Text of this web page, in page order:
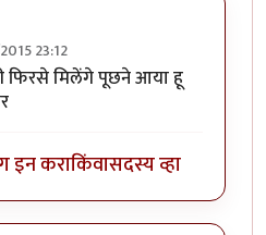
23:12
फिरसे मिलेंगे पूछने आया हू
इन कराकिंवासदस्य व्हा